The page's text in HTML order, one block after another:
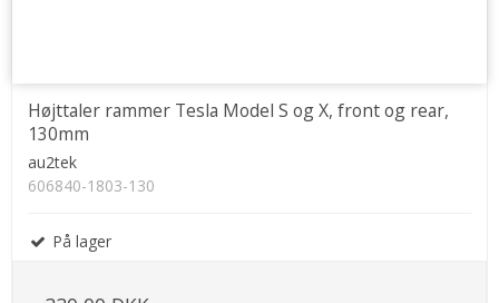
Højttaler rammer Tesla Model S og X, front og rear,
130mm
au2tek
606840-1803-130
På lager